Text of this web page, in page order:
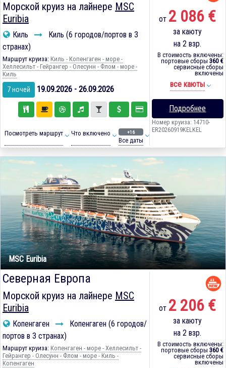
Морской круиз на лайнере MSC
Euribia
Киль
Киль (6 городов/портов в 3
странах)
Маршрут круиза: Киль - Копенгаген - море -
Хеллесильт - Гейрангер - Олесунн - Флом - море -
Киль
7 ночей 19.09.2026 - 26.09.2026
Посмотреть маршрут Что включено +16
Все даты
от 2 086 €
за каюту
на 2 взр.
В стоимость включены:
портовые сборы 360 €
сервисные сборы
включены
все каюты
Подробнее
Номер круиза: 14710-
ER20260919KELKEL
MSC Euribia
Северная Европа
Морской круиз на лайнере MSC
Euribia
Копенгаген
Копенгаген (6 городов/
портов в 3 странах)
Маршрут круиза: Копенгаген - море - Хеллесильт -
Гейрангер - Олесунн - Флом - море - Киль -
Копенгаген
от 2 206 €
за каюту
на 2 взр.
В стоимость включены:
портовые сборы 360 €
сервисные сборы
включены